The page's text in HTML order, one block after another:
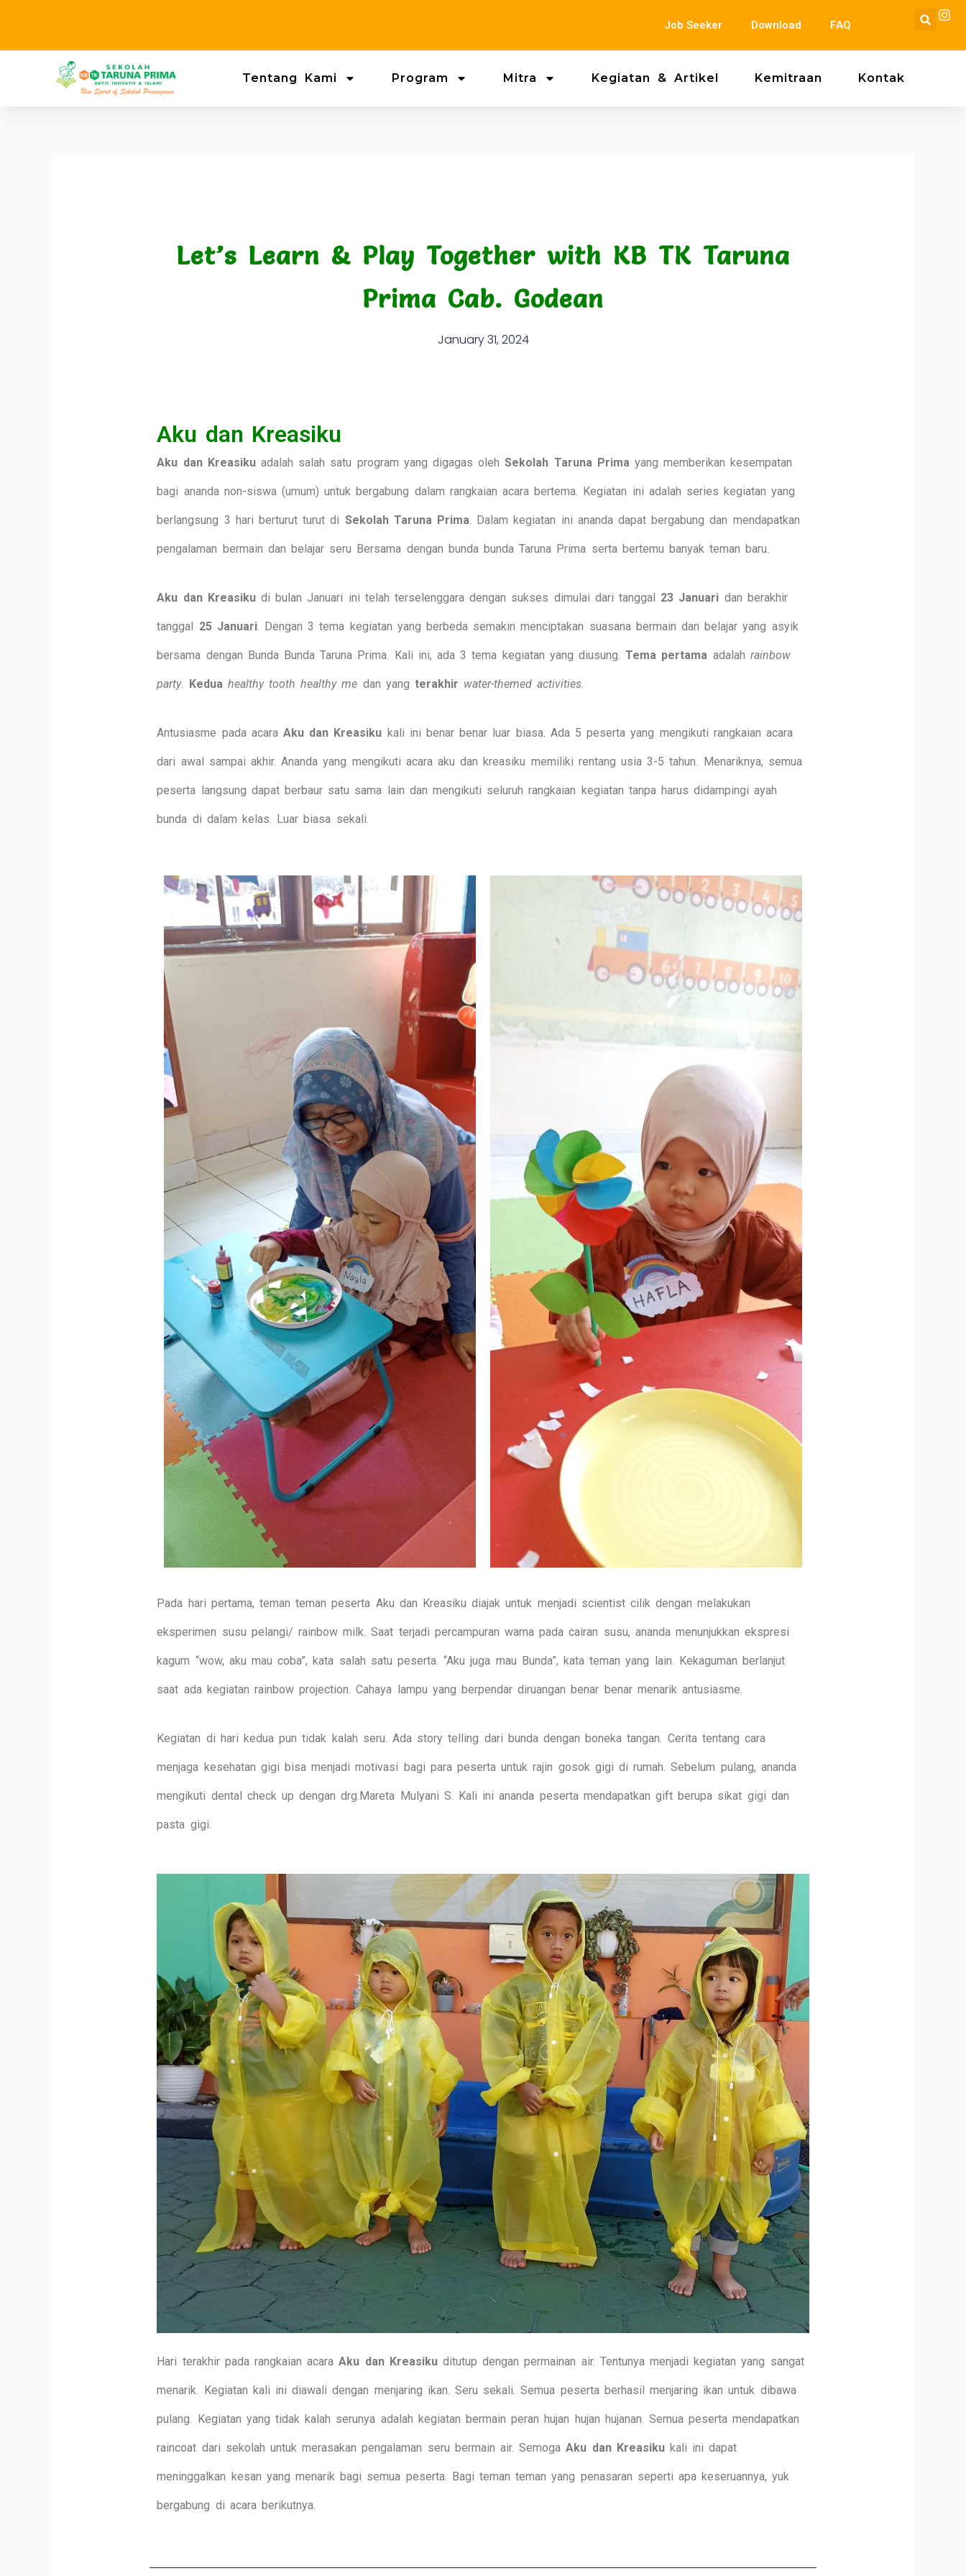
Job Seeker Download FAQ
Tentang Kami Program Mitra Kegiatan & Artikel Kemitraan Kontak
Let’s Learn & Play Together with KB TK Taruna
Prima Cab. Godean
January 31, 2024
Aku dan Kreasiku
Aku dan Kreasikuadalah salah satu program yang digagas olehSekolah Taruna Prima yang memberikan kesempatan
bagi ananda non-siswa (umum) untuk bergabung dalam rangkaian acara bertema. Kegiatan ini adalah series kegiatan yang
berlangsung 3 hari berturut turut di Sekolah Taruna Prima . Dalam kegiatan ini ananda dapat bergabung dan mendapatkan
pengalaman bermain dan belajar seru Bersama dengan bunda bunda Taruna Prima serta bertemu banyak teman baru.
Aku dan Kreasikudi bulan Januari ini telah terselenggara dengan sukses dimulai dari tanggal 23 Januari dan berakhir
tanggal 25 Januari. Dengan 3 tema kegiatan yang berbeda semakin menciptakan suasana bermain dan belajar yang asyik
bersama dengan Bunda Bunda Taruna Prima. Kali ini, ada 3 tema kegiatan yang diusung.Tema pertama adalah rainbow
party. Kedua healthy tooth healthy me dan yang terakhir water-themed activities
Antusiasme pada acara Aku dan Kreasiku kali ini benar benar luar biasa. Ada 5 peserta yang mengikuti rangkaian acara
dari awal sampai akhir. Ananda yang mengikuti acara aku dan kreasiku memiliki rentang usia 3-5 tahun. Menariknya, semua
peserta langsung dapat berbaur satu sama lain dan mengikuti seluruh rangkaian kegiatan tanpa harus didampingi ayah
bunda di dalam kelas. Luar biasa sekali.
Pada hari pertama, teman teman peserta Aku dan Kreasiku diajak untuk menjadi scientist cilik dengan melakukan
eksperimen susu pelangi/ rainbow milk. Saat terjadi percampuran warna pada cairan susu, ananda menunjukkan ekspresi
kagum “wow, aku mau coba”, kata salah satu peserta. “Aku juga mau Bunda”, kata teman yang lain. Kekaguman berlanjut
saat ada kegiatan rainbow projection. Cahaya lampu yang berpendar diruangan benar benar menarik antusiasme.
Kegiatan di hari kedua pun tidak kalah seru. Ada story telling dari bunda dengan boneka tangan. Cerita tentang cara
menjaga kesehatan gigi bisa menjadi motivasi bagi para peserta untuk rajin gosok gigi di rumah. Sebelum pulang, ananda
mengikuti dental check up dengan drg.Mareta Mulyani S. Kali ini ananda peserta mendapatkan gift berupa sikat gigi dan
pasta gigi.
Hari terakhir pada rangkaian acaraAku dan Kreasikuditutup dengan permainan air. Tentunya menjadi kegiatan yang sangat
menarik. Kegiatan kali ini diawali dengan menjaring ikan. Seru sekali. Semua peserta berhasil menjaring ikan untuk dibawa
pulang. Kegiatan yang tidak kalah serunya adalah kegiatan bermain peran hujan hujan hujanan. Semua peserta mendapatkan
raincoat dari sekolah untuk merasakan pengalaman seru bermain air. SemogaAku dan Kreasikukali ini dapat
meninggalkan kesan yang menarik bagi semua peserta. Bagi teman teman yang penasaran seperti apa keseruannya, yuk
bergabung di acara berikutnya.